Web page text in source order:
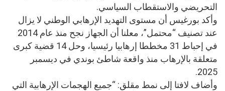
التحريضي والاستقطاب السياسي.
وأكد بورغيس أن مستوى التهديد الإرهابي الوطني لا يزال
عند تصنيف “محتمل”، معلنا أن الجهاز نجح منذ عام 2014
في إحباط 31 مخططا إرهابيا رئيسيا، وحل 14 قضية كبرى
متعلقة بالإرهاب منذ واقعة شاطئ بوندي في ديسمبر
2025.
وأضاف لافتا إلى نمط مقلق: “جميع الهجمات الإرهابية التي